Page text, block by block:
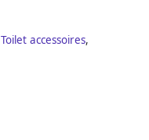
Toilet accessoires,